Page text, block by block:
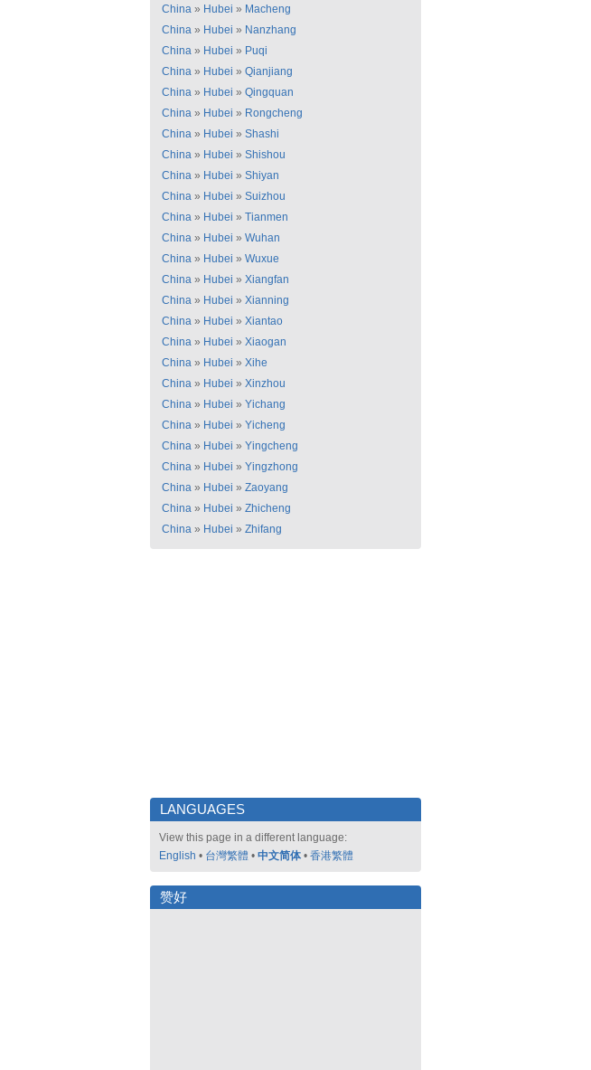
China » Hubei » Macheng
China » Hubei » Nanzhang
China » Hubei » Puqi
China » Hubei » Qianjiang
China » Hubei » Qingquan
China » Hubei » Rongcheng
China » Hubei » Shashi
China » Hubei » Shishou
China » Hubei » Shiyan
China » Hubei » Suizhou
China » Hubei » Tianmen
China » Hubei » Wuhan
China » Hubei » Wuxue
China » Hubei » Xiangfan
China » Hubei » Xianning
China » Hubei » Xiantao
China » Hubei » Xiaogan
China » Hubei » Xihe
China » Hubei » Xinzhou
China » Hubei » Yichang
China » Hubei » Yicheng
China » Hubei » Yingcheng
China » Hubei » Yingzhong
China » Hubei » Zaoyang
China » Hubei » Zhicheng
China » Hubei » Zhifang
LANGUAGES
View this page in a different language:
English • 台灣繁體 • 中文简体 • 香港繁體
赞好